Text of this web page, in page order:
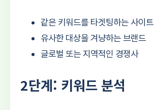
같은 키워드를 타겟팅하는 사이트
유사한 대상을 겨냥하는 브랜드
글로벌 또는 지역적인 경쟁사
2단계: 키워드 분석